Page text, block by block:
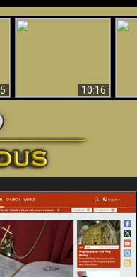
10:16